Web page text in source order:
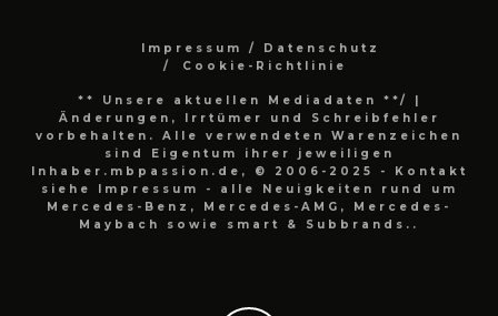
Impressum / Datenschutz
Cookie-Richtlinie
** Unsere aktuellen Mediadaten **/
|
Änderungen, Irrtümer und Schreibfehler
vorbehalten. Alle verwendeten Warenzeichen
sind Eigentum ihrer jeweiligen
Inhaber.mbpassion.de, © 2006-2025 - Kontakt
siehe Impressum - alle Neuigkeiten rund um
Mercedes-Benz, Mercedes-AMG, Mercedes-
Maybach sowie smart & Subbrands..